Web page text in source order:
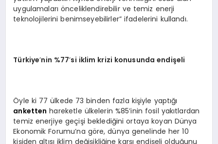
uygulamaları önceliklendirebilir ve temiz enerji
teknolojilerini benimseyebilirler” ifadelerini kullandı.
Türkiye’nin %77’si iklim krizi konusunda endişeli
Öyle ki 77 ülkede 73 binden fazla kişiyle yaptığı
anketten hareketle ülkelerin %85’inin fosil yakıtlardan
temiz enerjiye geçişi beklediğini ortaya koyan Dünya
Ekonomik Forumu’na göre, dünya genelinde her 10
kişiden altısı iklim değişikliğine karşı endişeli olduğunu